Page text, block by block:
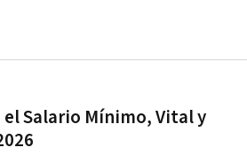
Salario Mínimo, Vital y